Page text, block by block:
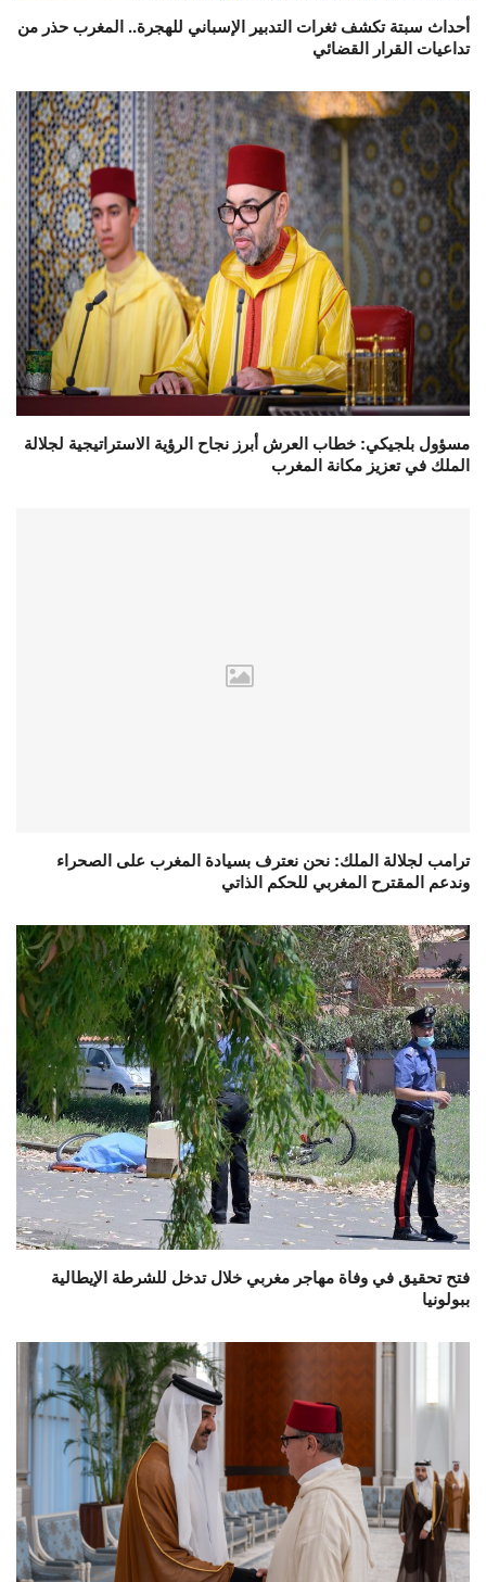
أحداث سبتة تكشف ثغرات التدبير الإسباني للهجرة.. المغرب حذر من
تداعيات القرار القضائي
مسؤول بلجيكي: خطاب العرش أبرز نجاح الرؤية الاستراتيجية لجلالة
الملك في تعزيز مكانة المغرب
ترامب لجلالة الملك: نحن نعترف بسيادة المغرب على الصحراء
وندعم المقترح المغربي للحكم الذاتي
فتح تحقيق في وفاة مهاجر مغربي خلال تدخل للشرطة الإيطالية
ببولونيا